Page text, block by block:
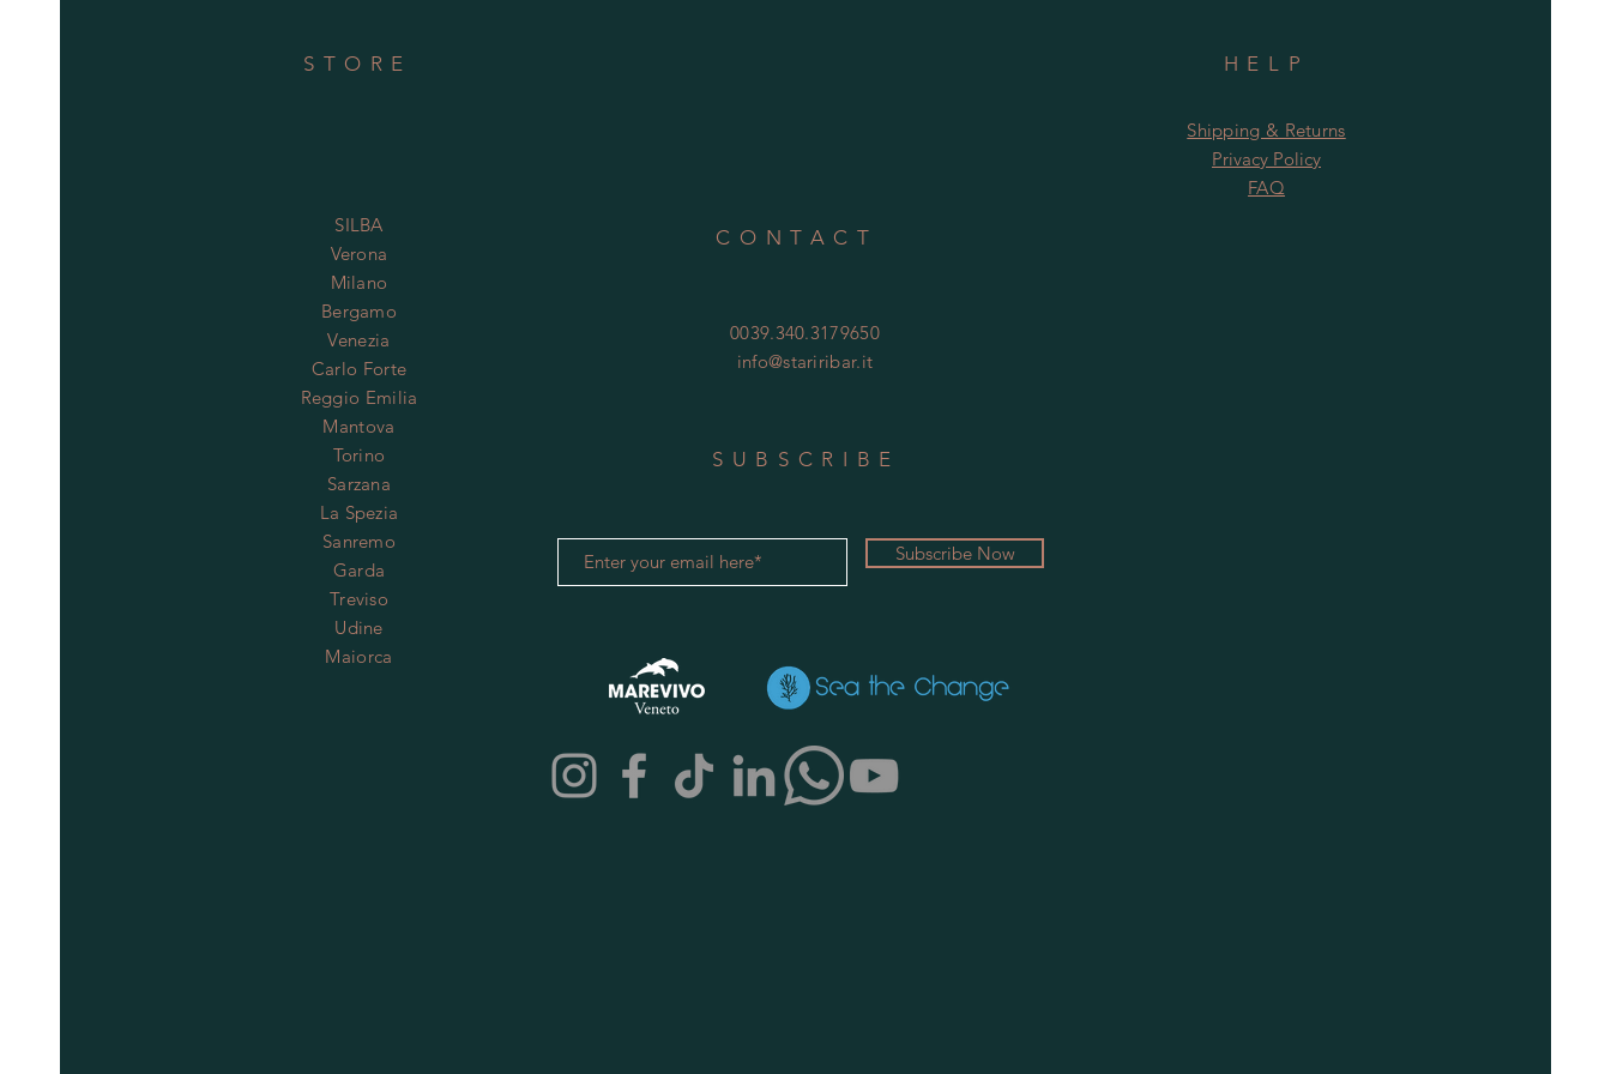
STORE
SILBA
Verona
Milano
Bergamo
Venezia
Carlo Forte
Reggio Emilia
Mantova
Torino
Sarzana
La Spezia
Sanremo
Garda
Treviso
Udine
Maiorca
CONTACT
0039.340.3179650
info@stariribar.it
SUBSCRIBE
Subscribe Now
HELP
Shipping & Returns
Privacy Policy
FAQ